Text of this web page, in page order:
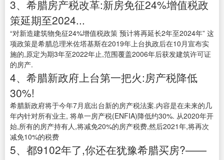
3、希腊房产税改革:新房免征24%增值税政
策延期至2024...
“对新造建筑物免征24%增值税政策 预计将再延长2年至2024年” 这
项政策是希腊总理米佐塔基斯在2019年上台执政后在10月宣布实
施的,原定为期3年至2022年止,范围覆盖2006年后获发建筑许可证
的房产.
4、希腊新政府上台第一把火:房产税降低
30%!
希腊新政府将于今年7月底出台新的房产税法案.内容是在未来的几
年内针对所有业主, 将单一房产税(ENFIA)降低约30%. 从2020年开
始,所有的房产持有人,将减免20%的房产税费,然后2021年,将再次
减免10%的税费
5、都9102年了,你还在犹豫希腊买房?——